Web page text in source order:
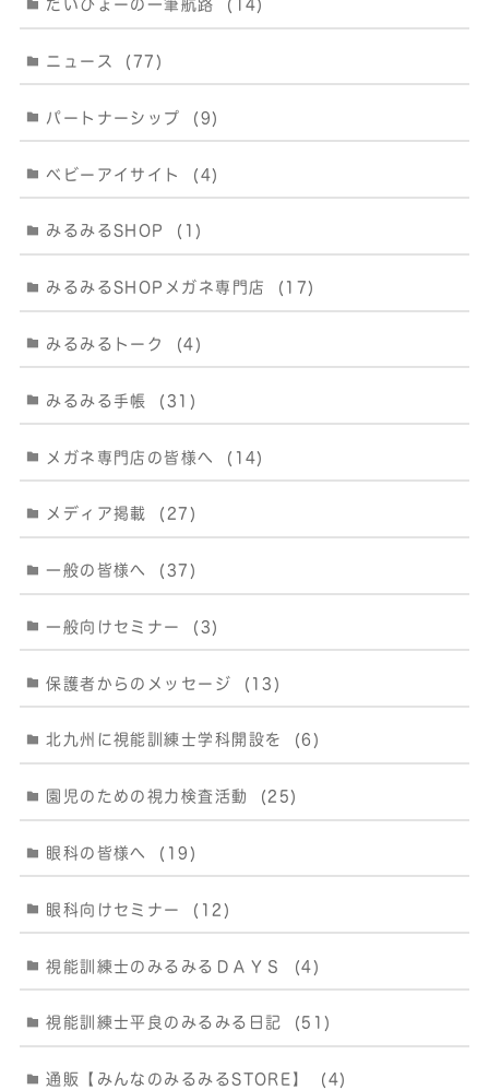
だいひょーの一筆航路 (14)
ニュース (77)
パートナーシップ (9)
ベビーアイサイト (4)
みるみるSHOP (1)
みるみるSHOPメガネ専門店 (17)
みるみるトーク (4)
みるみる手帳 (31)
メガネ専門店の皆様へ (14)
メディア掲載 (27)
一般の皆様へ (37)
一般向けセミナー (3)
保護者からのメッセージ (13)
北九州に視能訓練士学科開設を (6)
園児のための視力検査活動 (25)
眼科の皆様へ (19)
眼科向けセミナー (12)
視能訓練士のみるみるＤＡＹＳ (4)
視能訓練士平良のみるみる日記 (51)
通販【みんなのみるみるSTORE】 (4)